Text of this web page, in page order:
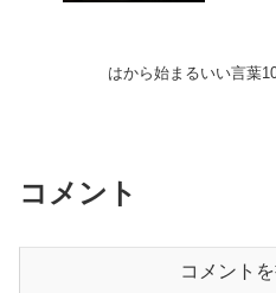
はから始まるいい言葉
コメント
コメント